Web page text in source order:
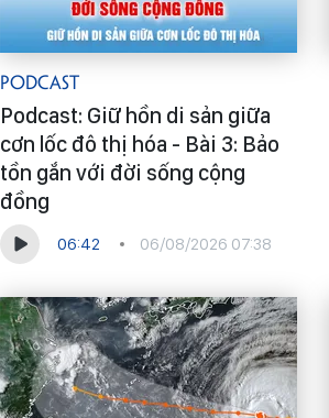
Podcast
Podcast: Giữ hồn di sản giữa
cơn lốc đô thị hóa - Bài 3: Bảo
tồn gắn với đời sống cộng
đồng
06:42 06/08/2026 07:38